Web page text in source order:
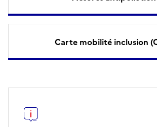
Carte mobilité inclusion